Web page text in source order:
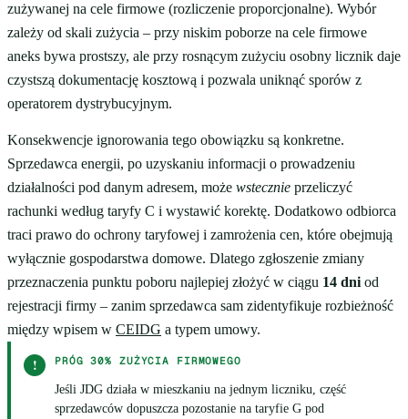
zużywanej na cele firmowe (rozliczenie proporcjonalne). Wybór
zależy od skali zużycia – przy niskim poborze na cele firmowe
aneks bywa prostszy, ale przy rosnącym zużyciu osobny licznik daje
czystszą dokumentację kosztową i pozwala uniknąć sporów z
operatorem dystrybucyjnym.
Konsekwencje ignorowania tego obowiązku są konkretne.
Sprzedawca energii, po uzyskaniu informacji o prowadzeniu
działalności pod danym adresem, może wstecznie przeliczyć
rachunki według taryfy C i wystawić korektę. Dodatkowo odbiorca
traci prawo do ochrony taryfowej i zamrożenia cen, które obejmują
wyłącznie gospodarstwa domowe. Dlatego zgłoszenie zmiany
przeznaczenia punktu poboru najlepiej złożyć w ciągu 14 dni od
rejestracji firmy – zanim sprzedawca sam zidentyfikuje rozbieżność
między wpisem w CEIDG a typem umowy.
! PRÓG 30% ZUŻYCIA FIRMOWEGO
Jeśli JDG działa w mieszkaniu na jednym liczniku, część
sprzedawców dopuszcza pozostanie na taryfie G pod